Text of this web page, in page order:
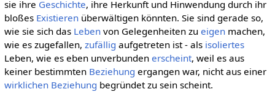
sie ihre Geschichte, ihre Herkunft und Hinwendung durch ihr
bloßes Existierenüberwältigen könnten. Sie sind gerade so,
wie sie sich das Lebenvon Gelegenheiten zu eigenmachen,
wie es zugefallen, zufällig aufgetreten ist - als isoliertes
Leben, wie es eben unverbunden erscheint, weil es aus
keiner bestimmten Beziehung ergangen war, nicht aus einer
wirklichen Beziehung begründet zu sein scheint.